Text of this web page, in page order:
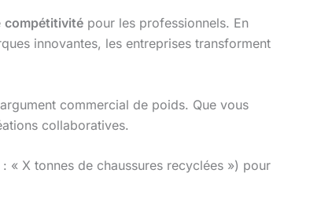
compétitivité pour les professionnels. En
innovantes, les entreprises transforment
commercial de poids. Que vous
collaboratives.
« X tonnes de chaussures recyclées ») pour